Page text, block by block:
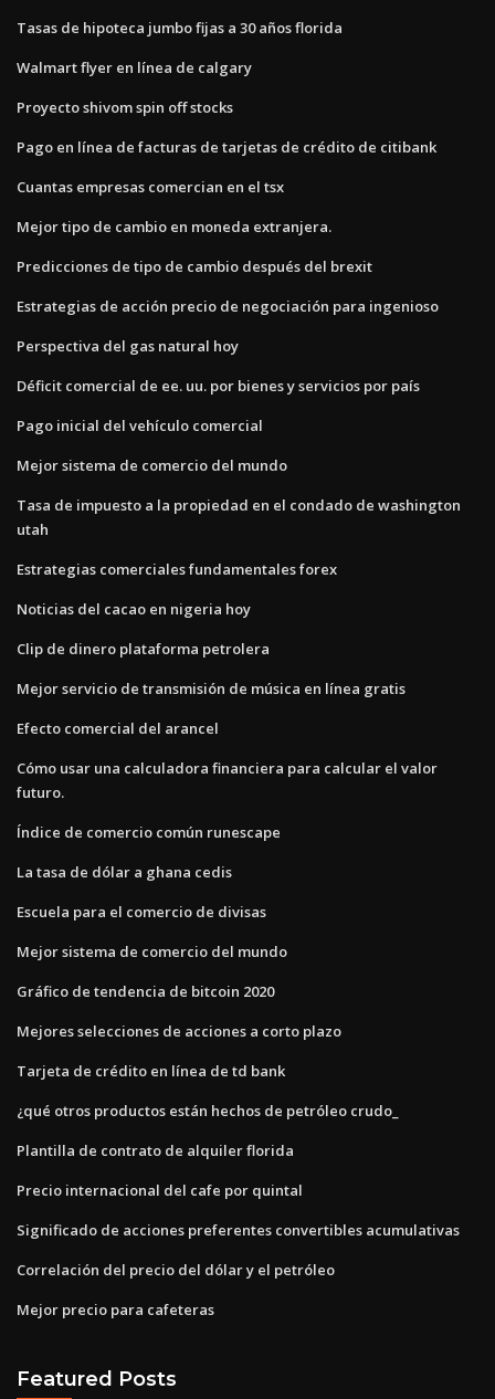
Tasas de hipoteca jumbo fijas a 30 años florida
Walmart flyer en línea de calgary
Proyecto shivom spin off stocks
Pago en línea de facturas de tarjetas de crédito de citibank
Cuantas empresas comercian en el tsx
Mejor tipo de cambio en moneda extranjera.
Predicciones de tipo de cambio después del brexit
Estrategias de acción precio de negociación para ingenioso
Perspectiva del gas natural hoy
Déficit comercial de ee. uu. por bienes y servicios por país
Pago inicial del vehículo comercial
Mejor sistema de comercio del mundo
Tasa de impuesto a la propiedad en el condado de washington
utah
Estrategias comerciales fundamentales forex
Noticias del cacao en nigeria hoy
Clip de dinero plataforma petrolera
Mejor servicio de transmisión de música en línea gratis
Efecto comercial del arancel
Cómo usar una calculadora financiera para calcular el valor
futuro.
Índice de comercio común runescape
La tasa de dólar a ghana cedis
Escuela para el comercio de divisas
Mejor sistema de comercio del mundo
Gráfico de tendencia de bitcoin 2020
Mejores selecciones de acciones a corto plazo
Tarjeta de crédito en línea de td bank
¿qué otros productos están hechos de petróleo crudo_
Plantilla de contrato de alquiler florida
Precio internacional del cafe por quintal
Significado de acciones preferentes convertibles acumulativas
Correlación del precio del dólar y el petróleo
Mejor precio para cafeteras
Featured Posts